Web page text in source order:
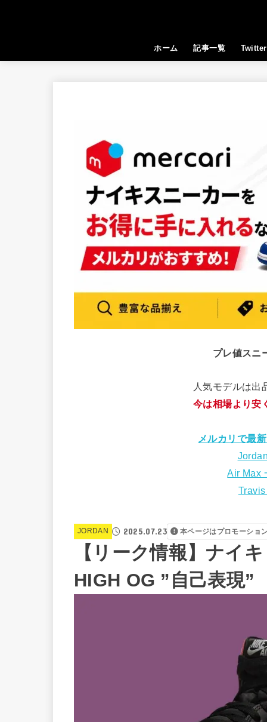
ホーム 記事一覧 Twitter
プレ値スニ
人気モデルは出
今は相場より安
メルカリで最
Air Max
JORDAN 2025.07.23 本ページはプロモーショ
【リーク情報】ナイ
HIGH OG ”自己表現”